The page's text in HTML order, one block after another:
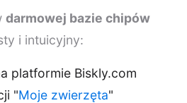
darmowej bazie chipów
i intuicyjny:
platformie Biskly.com
"Moje zwierzęta"